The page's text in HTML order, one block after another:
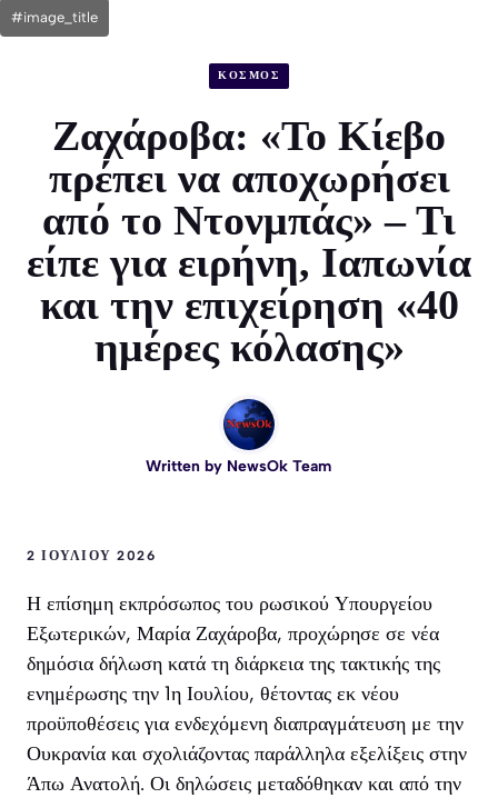
#image_title
ΚΟΣΜΟΣ
Ζαχάροβα: «Το Κίεβο
πρέπει να αποχωρήσει
από το Ντονμπάς» – Τι
είπε για ειρήνη, Ιαπωνία
και την επιχείρηση «40
ημέρες κόλασης»
Written by NewsOk Team
2 ΙΟΥΛΊΟΥ 2026
Η επίσημη εκπρόσωπος του ρωσικού Υπουργείου
Εξωτερικών, Μαρία Ζαχάροβα, προχώρησε σε νέα
δημόσια δήλωση κατά τη διάρκεια της τακτικής της
ενημέρωσης την 1η Ιουλίου, θέτοντας εκ νέου
προϋποθέσεις για ενδεχόμενη διαπραγμάτευση με την
Ουκρανία και σχολιάζοντας παράλληλα εξελίξεις στην
Άπω Ανατολή. Οι δηλώσεις μεταδόθηκαν και από την